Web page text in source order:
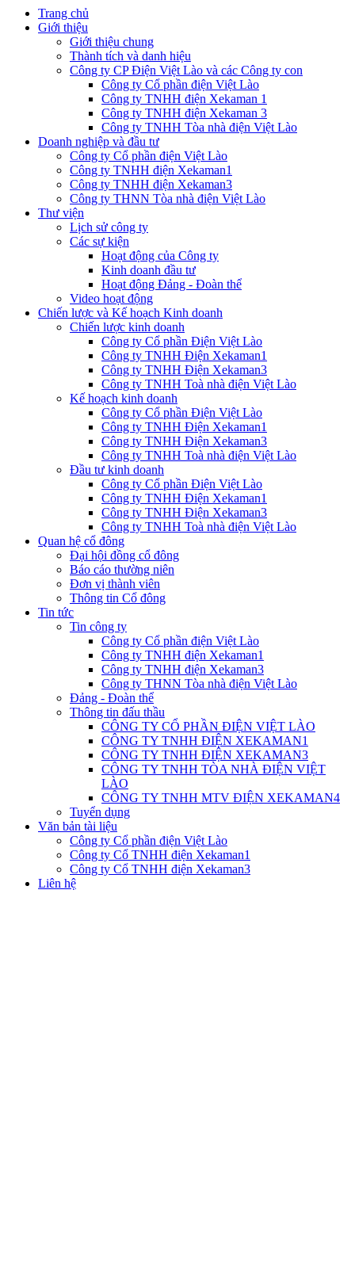
Trang chủ
Giới thiệu
Giới thiệu chung
Thành tích và danh hiệu
Công ty CP Điện Việt Lào và các Công ty con
Công ty Cổ phần điện Việt Lào
Công ty TNHH điện Xekaman 1
Công ty TNHH điện Xekaman 3
Công ty TNHH Tòa nhà điện Việt Lào
Doanh nghiệp và đầu tư
Công ty Cổ phần điện Việt Lào
Công ty TNHH điện Xekaman1
Công ty TNHH điện Xekaman3
Công ty THNN Tòa nhà điện Việt Lào
Thư viện
Lịch sử công ty
Các sự kiện
Hoạt động của Công ty
Kinh doanh đầu tư
Hoạt động Đảng - Đoàn thể
Video hoạt động
Chiến lược và Kế hoạch Kinh doanh
Chiến lược kinh doanh
Công ty Cổ phần Điện Việt Lào
Công ty TNHH Điện Xekaman1
Công ty TNHH Điện Xekaman3
Công ty TNHH Toà nhà điện Việt Lào
Kế hoạch kinh doanh
Công ty Cổ phần Điện Việt Lào
Công ty TNHH Điện Xekaman1
Công ty TNHH Điện Xekaman3
Công ty TNHH Toà nhà điện Việt Lào
Đầu tư kinh doanh
Công ty Cổ phần Điện Việt Lào
Công ty TNHH Điện Xekaman1
Công ty TNHH Điện Xekaman3
Công ty TNHH Toà nhà điện Việt Lào
Quan hệ cổ đông
Đại hội đồng cổ đông
Báo cáo thường niên
Đơn vị thành viên
Thông tin Cổ đông
Tin tức
Tin công ty
Công ty Cổ phần điện Việt Lào
Công ty TNHH điện Xekaman1
Công ty TNHH điện Xekaman3
Công ty THNN Tòa nhà điện Việt Lào
Đảng - Đoàn thể
Thông tin đấu thầu
CÔNG TY CỔ PHẦN ĐIỆN VIỆT LÀO
CÔNG TY TNHH ĐIỆN XEKAMAN1
CÔNG TY TNHH ĐIỆN XEKAMAN3
CÔNG TY TNHH TÒA NHÀ ĐIỆN VIỆT
LÀO
CÔNG TY TNHH MTV ĐIỆN XEKAMAN4
Tuyển dụng
Văn bản tài liệu
Công ty Cổ phần điện Việt Lào
Công ty Cổ TNHH điện Xekaman1
Công ty Cổ TNHH điện Xekaman3
Liên hệ